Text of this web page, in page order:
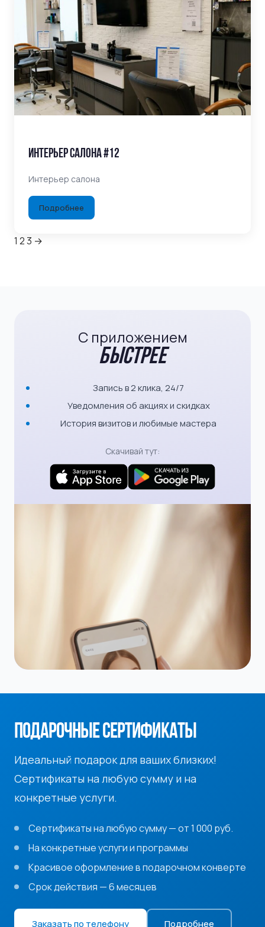
Интерьер салона #12
Интерьер салона
Подробнее
1 23 →
С приложением
быстрее
Запись в 2 клика, 24/7
Уведомления об акциях и скидках
История визитов и любимые мастера
Скачивай тут:
ПОДАРОЧНЫЕ СЕРТИФИКАТЫ
Идеальный подарок для ваших близких!
Сертификаты на любую сумму и на
конкретные услуги.
Сертификаты на любую сумму — от 1 000 руб.
На конкретные услуги и программы
Красивое оформление в подарочном конверте
Срок действия — 6 месяцев
Заказать по телефону Подробнее